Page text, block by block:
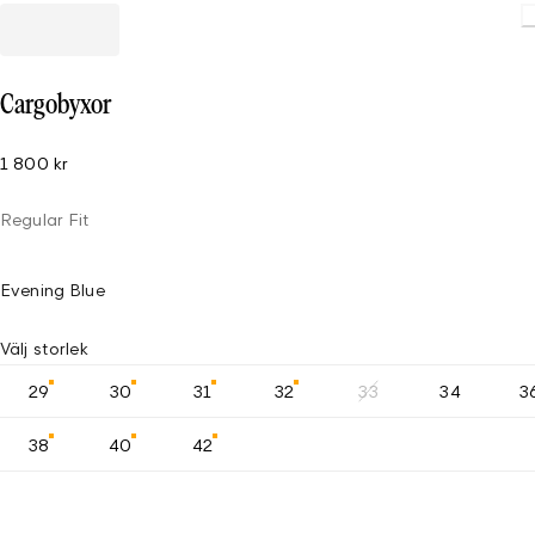
Cargobyxor
1 800 kr
Regular Fit
Evening Blue
Välj storlek
29 30 31 32 33 34
38 40 42